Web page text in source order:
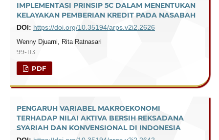
IMPLEMENTASI PRINSIP 5C DALAM MENENTUKAN
KELAYAKAN PEMBERIAN KREDIT PADA NASABAH
DOI: https://doi.org/10.35194/arps.v2i2.2626
Wenny Djuarni, Rita Ratnasari
99-113
PDF
PENGARUH VARIABEL MAKROEKONOMI
TERHADAP NILAI AKTIVA BERSIH REKSADANA
SYARIAH DAN KONVENSIONAL DI INDONESIA